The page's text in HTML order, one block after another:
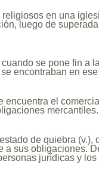
en una
luego de
se pone fin a
encontraban en
encuentra el
mercantiles.
de quiebra (v.),
a sus obligaciones.
jurídicas y